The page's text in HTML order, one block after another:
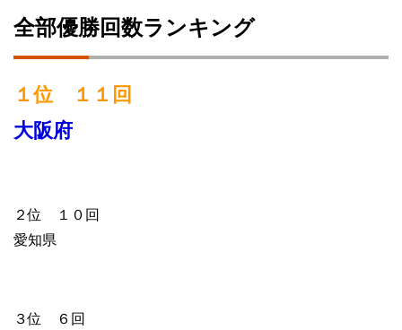
全部優勝回数ランキング
１位 １１回
大阪府
２位 １０回
愛知県
３位 ６回